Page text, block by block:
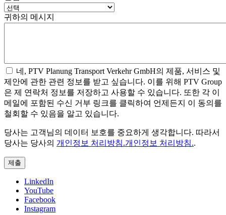
귀하의 메시지
네, PTV Planung Transport Verkehr GmbH의 제품, 서비스 및
제안에 관한 관련 정보를 받고 싶습니다. 이를 위해 PTV Group
은 제 연락처 정보를 저장하고 사용할 수 있습니다. 또한 각 이
메일에 포함된 수신 거부 링크를 클릭하여 언제든지 이 동의를
철회할 수 있음을 알고 있습니다.
당사는 고객님의 데이터 보호를 중요하게 생각합니다. 따라서
당사는 당사의 개인정보 처리방침.개인정보 처리방침..
LinkedIn
YouTube
Facebook
Instagram